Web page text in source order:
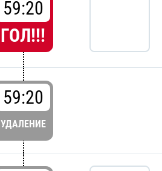
59:20
ГОЛ!!!
59:20
УДАЛЕНИЕ